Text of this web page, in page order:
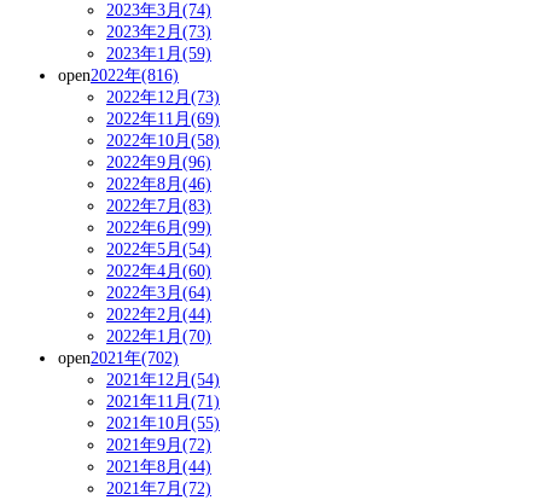
2023年3月(74)
2023年2月(73)
2023年1月(59)
open2022年(816)
2022年12月(73)
2022年11月(69)
2022年10月(58)
2022年9月(96)
2022年8月(46)
2022年7月(83)
2022年6月(99)
2022年5月(54)
2022年4月(60)
2022年3月(64)
2022年2月(44)
2022年1月(70)
open2021年(702)
2021年12月(54)
2021年11月(71)
2021年10月(55)
2021年9月(72)
2021年8月(44)
2021年7月(72)